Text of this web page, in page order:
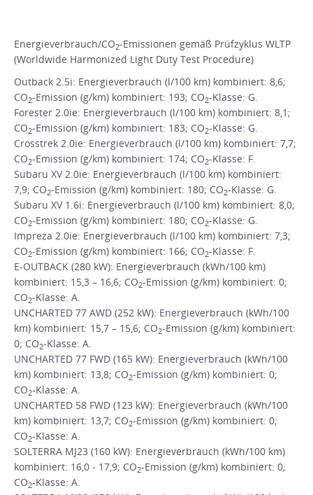
Energieverbrauch/CO2-Emissionen gemäß Prüfzyklus WLTP
(Worldwide Harmonized Light Duty Test Procedure)
Outback 2.5i: Energieverbrauch (l/100 km) kombiniert: 8,6;
CO2-Emission (g/km) kombiniert: 193; CO2-Klasse: G.
Forester 2.0ie: Energieverbrauch (l/100 km) kombiniert: 8,1;
CO2-Emission (g/km) kombiniert: 183; CO2-Klasse: G.
Crosstrek 2.0ie: Energieverbrauch (l/100 km) kombiniert: 7,7;
CO2-Emission (g/km) kombiniert: 174; CO2-Klasse: F.
Subaru XV 2.0ie: Energieverbrauch (l/100 km) kombiniert:
7,9; CO2-Emission (g/km) kombiniert: 180; CO2-Klasse: G.
Subaru XV 1.6i: Energieverbrauch (l/100 km) kombiniert: 8,0;
CO2-Emission (g/km) kombiniert: 180; CO2-Klasse: G.
Impreza 2.0ie: Energieverbrauch (l/100 km) kombiniert: 7,3;
CO2-Emission (g/km) kombiniert: 166; CO2-Klasse: F.
E-OUTBACK (280 kW): Energieverbrauch (kWh/100 km)
kombiniert: 15,3 – 16,6; CO2-Emission (g/km) kombiniert: 0;
CO2-Klasse: A.
UNCHARTED 77 AWD (252 kW): Energieverbrauch (kWh/100
km) kombiniert: 15,7 – 15,6; CO2-Emission (g/km) kombiniert:
0; CO2-Klasse: A.
UNCHARTED 77 FWD (165 kW): Energieverbrauch (kWh/100
km) kombiniert: 13,8; CO2-Emission (g/km) kombiniert: 0;
CO2-Klasse: A.
UNCHARTED 58 FWD (123 kW): Energieverbrauch (kWh/100
km) kombiniert: 13,7; CO2-Emission (g/km) kombiniert: 0;
CO2-Klasse: A.
SOLTERRA MJ23 (160 kW): Energieverbrauch (kWh/100 km)
kombiniert: 16,0 - 17,9; CO2-Emission (g/km) kombiniert: 0;
CO2-Klasse: A.